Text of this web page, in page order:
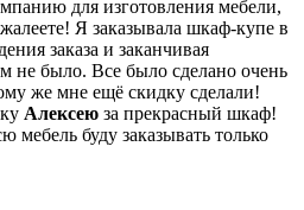
для изготовления мебели,
Я заказывала шкаф-купе в
заказа и заканчивая
не было. Все было сделано очень
же мне ещё скидку сделали!
Алексею за прекрасный шкаф!
мебель буду заказывать только